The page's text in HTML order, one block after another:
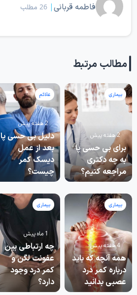
فاطمه قربانی| 26 مطلب
مطالب مرتبط
بیماری
برای بی حسی پا
به چه دکتری
مراجعه کنیم؟
2 هفته پیش
علائم
دلیل بی حسی پا
بعد از عمل
دیسک کمر
چیست؟
2 هفته پیش
بیماری
همه آنچه که باید
درباره کمر درد
عصبی بدانید
4 هفته پیش
بیماری
چه ارتباطی بین
عفونت لگن و
کمر درد وجود
دارد؟
1 ماه پیش